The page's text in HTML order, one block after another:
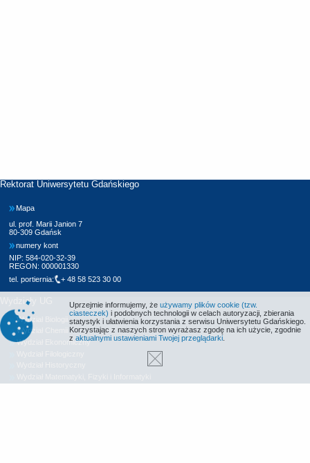
Rektorat Uniwersytetu Gdańskiego
Mapa
ul. prof. Marii Janion 7
80-309 Gdańsk
numery kont
NIP: 584-020-32-39
REGON: 000001330
tel. portiernia:
+ 48 58 523 30 00
Wydziały UG
Wydział Biologii
Wydział Chemii
Wydział Ekonomiczny
Uprzejmie informujemy, że używamy plików cookie (tzw.
ciasteczek) i podobnych technologii w celach autoryzacji, zbierania
statystyk i ułatwienia korzystania z serwisu Uniwersytetu Gdańskiego.
Korzystając z naszych stron wyrażasz zgodę na ich użycie, zgodnie
z aktualnymi ustawieniami Twojej przeglądarki